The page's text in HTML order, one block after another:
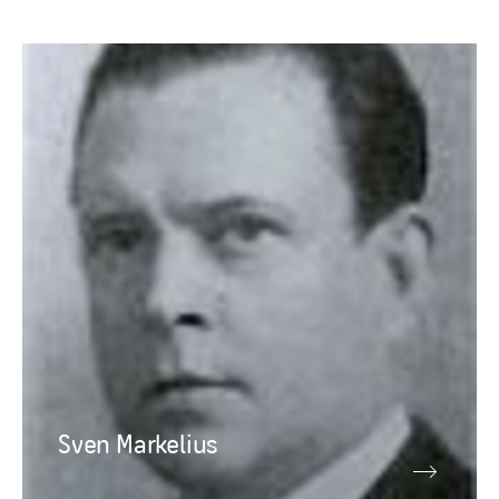
Sven Markelius
Samhällsingenjören
Sven Markelius som stadsplanedirektör
omkring 1954.
Källa: Wikimedia Commons.